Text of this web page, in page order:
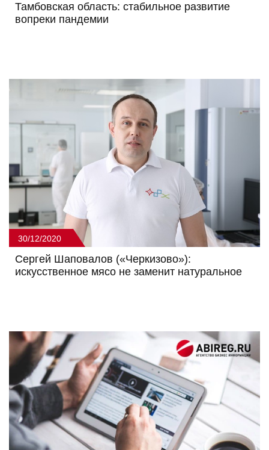
Тамбовская область: стабильное развитие
вопреки пандемии
30/12/2020
Сергей Шаповалов («Черкизово»):
искусственное мясо не заменит натуральное